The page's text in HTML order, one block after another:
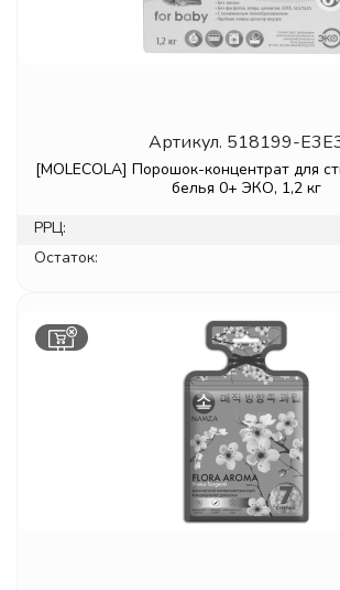
Артикул. 518199-
[MOLECOLA] Порошок-концентрат для
белья 0+ ЭКО, 1,2 кг
РРЦ:
Остаток: